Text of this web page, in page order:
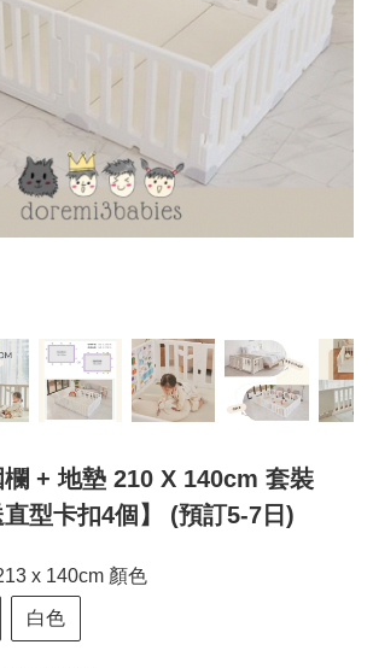
+ 地墊 210 X 140cm 套裝
直型卡扣4個】 (預訂5-7日)
x 140cm 顏色
白色